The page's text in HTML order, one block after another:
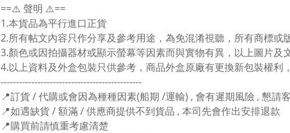
==⚠️ 聲明 ⚠️==
1.本貨品為平行進口正貨
2.所有帖文內容只作分享及參考用途，為免混淆視聽，所有商標或
3.顏色或因拍攝器材或顯示螢幕等因素而與實物有異，以上圖片及
4.以上資料及外盒包裝只供參考，商品外盒原廠有更換新包裝權利
----------------------------------------------
📍訂貨 / 代購或會因為種種因素(船期 /運輸) , 會有遲期風險 , 懇請
📍如遇缺貨 / 額滿 / 供應商提供不到貨品 , 本司先會作出安排退款
📍購買前請慎重考慮清楚